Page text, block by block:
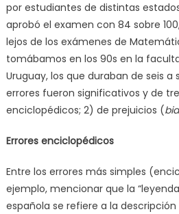
por estudiantes de distintas
aprobó el examen con 84 sobre
lejos de los exámenes de
tomábamos en los 90s en la
Uruguay, los que duraban de seis a
errores fueron significativos y de
enciclopédicos; 2) de prejuicios (
Errores enciclopédicos
Entre los errores más simples
ejemplo, mencionar que la
española se refiere a la